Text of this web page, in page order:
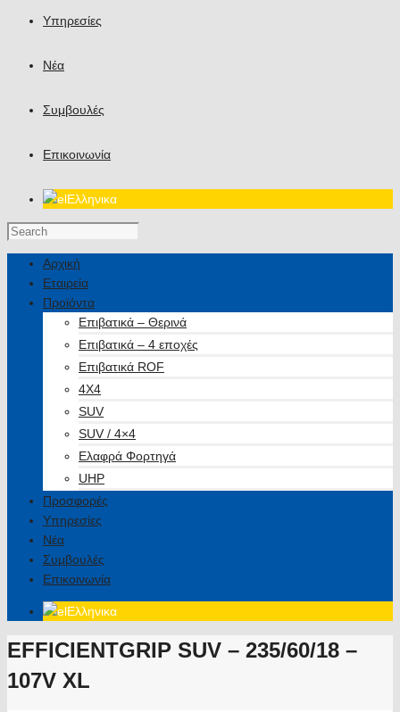
Υπηρεσίες
Νέα
Συμβουλές
Επικοινωνία
Ελληνικα
Αρχική
Εταιρεία
Προϊόντα
Επιβατικά – Θερινά
Επιβατικά – 4 εποχές
Επιβατικά ROF
4X4
SUV
SUV / 4×4
Ελαφρά Φορτηγά
UHP
Προσφορές
Υπηρεσίες
Νέα
Συμβουλές
Επικοινωνία
Ελληνικα
EFFICIENTGRIP SUV – 235/60/18 –
107V XL